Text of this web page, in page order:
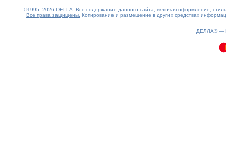
©1995–2026 DELLA. Все содержание данного сайта, включая оформление,
Все права защищены. Копирование и размещение в других средствах
ДЕЛЛА® —